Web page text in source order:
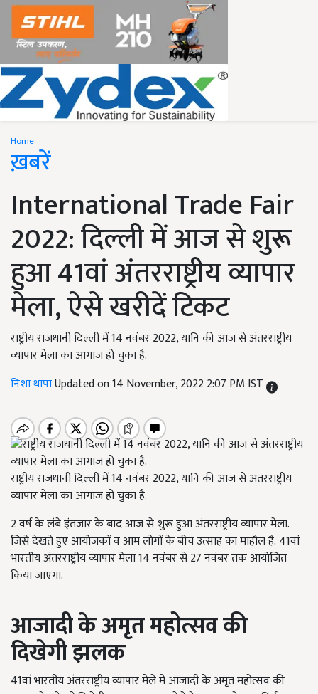
Home
ख़बरें
International Trade Fair
2022: दिल्ली में आज से शुरू
हुआ 41वां अंतरराष्ट्रीय व्यापार
मेला, ऐसे खरीदें टिकट
राष्ट्रीय राजधानी दिल्ली में 14 नवंबर 2022, यानि की आज से अंतरराष्ट्रीय
व्यापार मेला का आगाज हो चुका है.
निशा थापाUpdated on 14 November, 2022 2:07 PM IST
राष्ट्रीय राजधानी दिल्ली में 14 नवंबर 2022, यानि की आज से अंतरराष्ट्रीय
व्यापार मेला का आगाज हो चुका है.
2 वर्ष के लंबे इंतजार के बाद आज से शुरू हुआ अंतरराष्ट्रीय व्यापार मेला.
जिसे देखते हुए आयोजकों व आम लोगों के बीच उत्साह का माहौल है. 41वां
भारतीय अंतरराष्ट्रीय व्यापार मेला 14 नवंबर से 27 नवंबर तक आयोजित
किया जाएगा.
आजादी के अमृत महोत्सव की
दिखेगी झलक
41वां भारतीय अंतरराष्ट्रीय व्यापार मेले में आजादी के अमृत महोत्सव की